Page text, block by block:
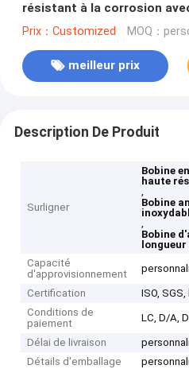
résistant à la corrosion
personnalisée pour
Prix：Customized MOQ：
meilleur prix
Description De Produit
Surligner
Bobine
haute
,
Bobine
,
Bobine
Capacité
d'approvisionnement
Certification
ISO,
Conditions de
paiement
LC, D/A,
Délai de livraison
Détails d'emballage